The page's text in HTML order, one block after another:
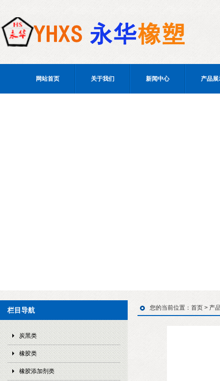
网站首页 关于我们 新闻中心 产品展
栏目导航
炭黑类
橡胶类
橡胶添加剂类
您的当前位置： 首页 > 产